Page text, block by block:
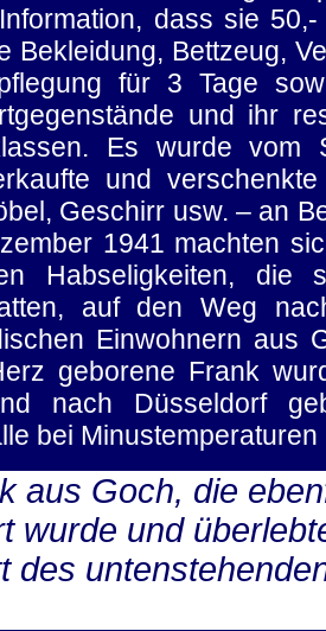
dass sie
Bekleidung, Bettzeug,
für 3 Tage
und ihr
Es wurde vom
und
Geschirr usw. – an
1941 machten
Habseligkeiten, die
auf den Weg
Einwohnern aus
geborene Frank
nach Düsseldorf
bei
aus Goch, die
wurde und
des